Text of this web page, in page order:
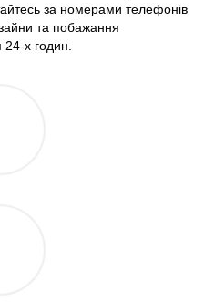
за номерами телефонів
та побажання
х годин.